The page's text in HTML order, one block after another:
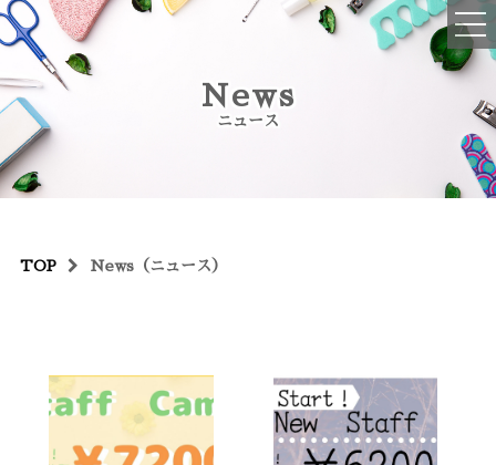
ご予約・お問い合わせはコチラ
045-516-2076
OPEN : 10:00~19:00
CLOSED : 不定休、年末年始
フットネイル
News
ニュース
TOP News（ニュース）